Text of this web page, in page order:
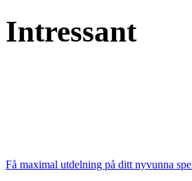
Intressant
Få maximal utdelning på ditt nyvunna